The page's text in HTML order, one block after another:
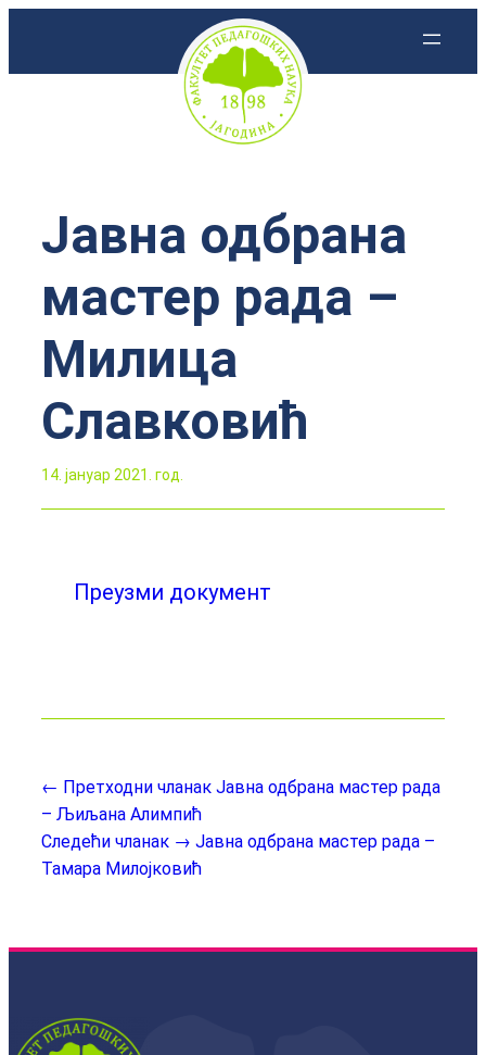
Јавна одбрана
мастер рада –
Милица
Славковић
14. јануар 2021. год.
Преузми документ
← Претходни чланак Јавна одбрана мастер рада
– Љиљана Алимпић
Следећи чланак → Јавна одбрана мастер рада –
Тамара Милојковић